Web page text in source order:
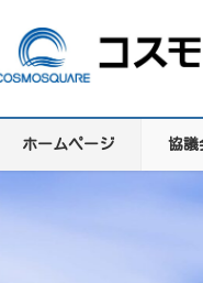
ホームページ 協議